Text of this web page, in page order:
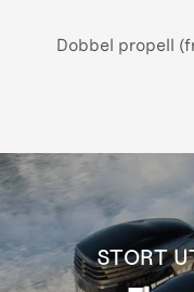
Dobbel propell
STORT